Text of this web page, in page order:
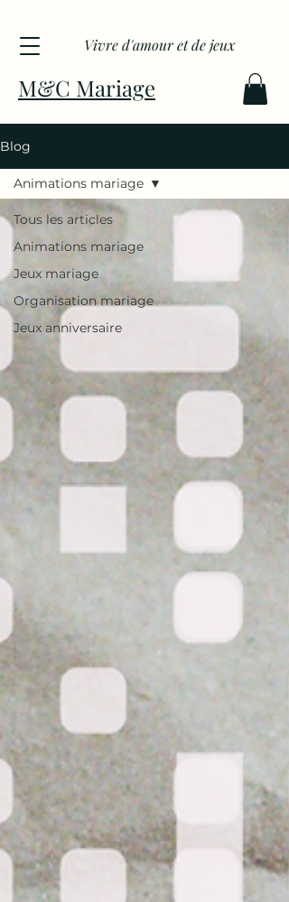
Vivre d'amour et de jeux
M&C Mariage
Blog
Tous les articles
Animations mariage
Jeux mariage
Organisation mariage
Jeux anniversaire
Animations mariage